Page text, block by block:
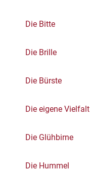
Die Bitte
Die Brille
Die Bürste
Die eigene Vielfalt
Die Glühbirne
Die Hummel